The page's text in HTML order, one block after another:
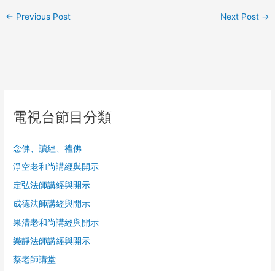
← Previous Post Next Post →
電視台節目分類
念佛、讀經、禮佛
淨空老和尚講經與開示
定弘法師講經與開示
成德法師講經與開示
果清老和尚講經與開示
樂靜法師講經與開示
蔡老師講堂